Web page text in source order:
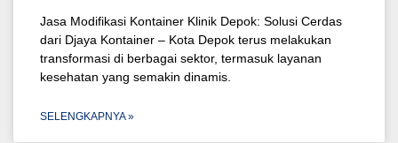
Jasa Modifikasi Kontainer Klinik Depok: Solusi Cerdas
dari Djaya Kontainer – Kota Depok terus melakukan
transformasi di berbagai sektor, termasuk layanan
kesehatan yang semakin dinamis.
SELENGKAPNYA »